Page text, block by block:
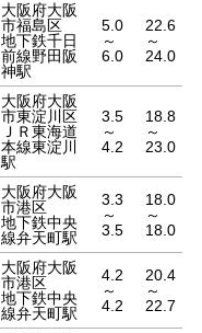
大阪府大阪
市福島区
地下鉄千日
前線野田阪
神駅
5.0
～
6.0
22.6
～
24.0
大阪府大阪
市東淀川区
ＪＲ東海道
本線東淀川
駅
3.5
～
4.2
18.8
～
23.0
大阪府大阪
市港区
地下鉄中央
線弁天町駅
3.3
～
3.5
18.0
～
18.0
大阪府大阪
市港区
地下鉄中央
線弁天町駅
4.2
～
4.2
20.4
～
22.7